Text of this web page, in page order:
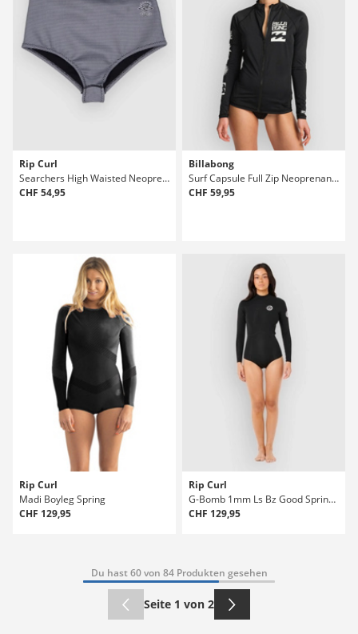
Rip Curl
Searchers High Waisted Neoprenanzug
CHF 54,95
Billabong
Surf Capsule Full Zip Neoprenanzug
CHF 59,95
Rip Curl
Madi Boyleg Spring
CHF 129,95
Rip Curl
G-Bomb 1mm Ls Bz Good Spring Neoprenanzug
CHF 129,95
Du hast 60 von 84 Produkten gesehen
Seite 1 von 2